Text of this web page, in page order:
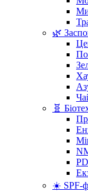
🌿
🧬
☀️ SPF-